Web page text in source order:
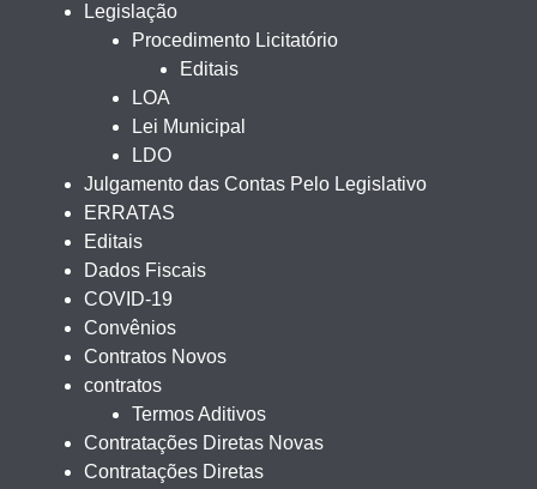
Legislação
Procedimento Licitatório
Editais
LOA
Lei Municipal
LDO
Julgamento das Contas Pelo Legislativo
ERRATAS
Editais
Dados Fiscais
COVID-19
Convênios
Contratos Novos
contratos
Termos Aditivos
Contratações Diretas Novas
Contratações Diretas